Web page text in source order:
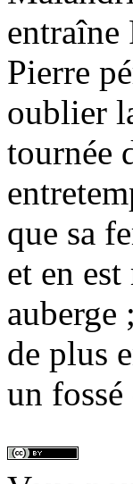
entraîne
Pierre
oublier
tournée
que sa
et en
de plus
un